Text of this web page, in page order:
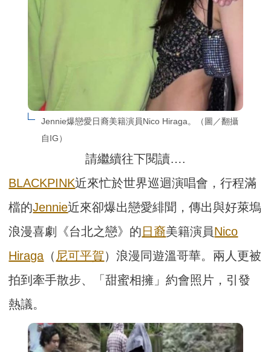
Jennie爆戀愛日裔美籍演員Nico Hiraga。（圖／翻攝
自IG）
請繼續往下閱讀….
BLACKPINK近來忙於世界巡迴演唱會，行程滿
檔的Jennie近來卻爆出戀愛緋聞，傳出與好萊塢
浪漫喜劇《台北之戀》的 日裔美籍演員Nico
Hiraga （ 尼可平賀）浪漫同遊溫哥華。兩人更被
拍到牽手散步、「甜蜜相擁」約會照片，引發
熱議。